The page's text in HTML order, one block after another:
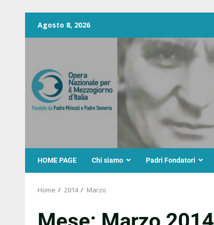
Agosto 8, 2026
HOME PAGE Chi siamo Padri Fondatori
Home 2014 Marzo